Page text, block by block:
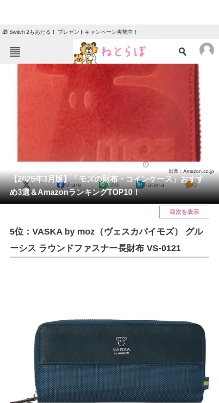
🎁 Switch 2もあたる！ プレゼントキャンペーン実施中！
ねとらぼメニュー
ニュース
教育・育児
会員記事
メディア
ビジネスと働き方のヒント
AI活用のいまが分かる
企業ITのトレンドを詳説
経営リーダーのコミュニティ
【2025年3月版】「モズの財布・コインケース」おすす
め3選＆AmazonランキングTOP10！
出典：Amazon.co.jp
X Share LINE hatena 0
目次を表示
5位：VASKA by moz（ヴェスカバイモズ） グル
ーシス ラウンドファスナー長財布 VS-0121